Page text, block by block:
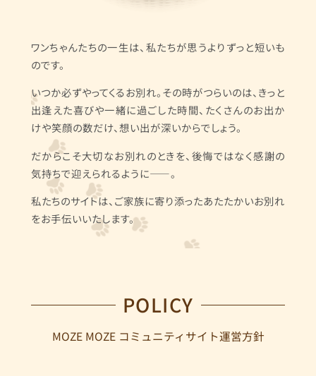
ワンちゃんたちの一生は、私たちが思うよりずっと短いも
のです。
いつか必ずやってくるお別れ。その時がつらいのは、きっと
出逢えた喜びや一緒に過ごした時間、たくさんのお出か
けや笑顔の数だけ、想い出が深いからでしょう。
だからこそ大切なお別れのときを、後悔ではなく感謝の
気持ちで迎えられるように――。
私たちのサイトは、ご家族に寄り添ったあたたかいお別れ
をお手伝いいたします。
POLICY
MOZE MOZE コミュニティサイト運営方針